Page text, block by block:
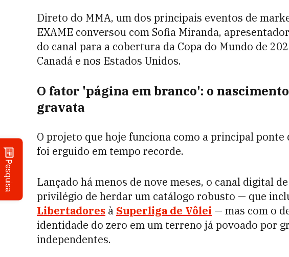
Pesquisa
Direto do MMA, um dos principais eventos de
EXAME conversou com Sofia Miranda,
do canal para a cobertura da Copa do Mundo de
Canadá e nos Estados Unidos.
O fator 'página em branco': o
gravata
O projeto que hoje funciona como a principal
foi erguido em tempo recorde.
Lançado há menos de nove meses, o canal digital de
privilégio de herdar um catálogo robusto — que
Libertadores à Superliga de Vôlei — mas com o
identidade do zero em um terreno já povoado por
independentes.